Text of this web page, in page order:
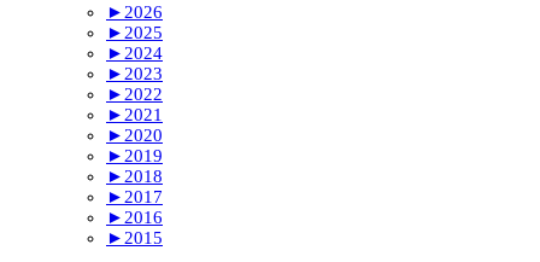
► 2026
► 2025
► 2024
► 2023
► 2022
► 2021
► 2020
► 2019
► 2018
► 2017
► 2016
► 2015